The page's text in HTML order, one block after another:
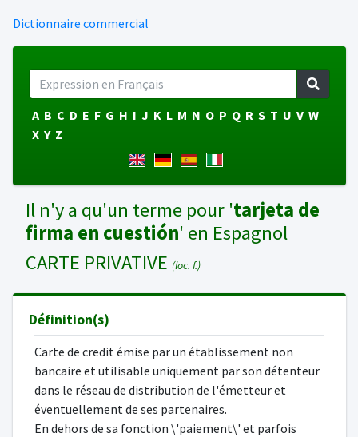
Dictionnaire commercial
A B C D E F G H I J K L M N O P Q R S T U V W
X Y Z
Il n'y a qu'un terme pour 'tarjeta de
firma en cuestión' en Espagnol
CARTE PRIVATIVE (loc. f.)
Définition(s)
Carte de credit émise par un établissement non
bancaire et utilisable uniquement par son détenteur
dans le réseau de distribution de l'émetteur et
éventuellement de ses partenaires.
En dehors de sa fonction \'paiement\' et parfois